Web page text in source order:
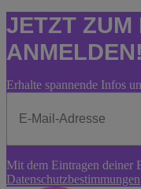
JETZT ZUM
ANMELDEN!
Erhalte spannende Infos
Abonnieren
Mit dem Eintragen deiner
Datenschutzbestimmungen